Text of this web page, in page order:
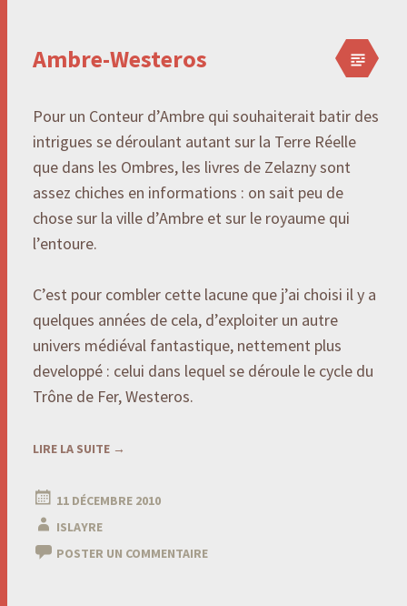
Ambre-Westeros
Pour un Conteur d’Ambre qui souhaiterait batir des
intrigues se déroulant autant sur la Terre Réelle
que dans les Ombres, les livres de Zelazny sont
assez chiches en informations : on sait peu de
chose sur la ville d’Ambre et sur le royaume qui
l’entoure.
C’est pour combler cette lacune que j’ai choisi il y a
quelques années de cela, d’exploiter un autre
univers médiéval fantastique, nettement plus
developpé : celui dans lequel se déroule le cycle du
Trône de Fer, Westeros.
LIRE LA SUITE →
11 DÉCEMBRE 2010
ISLAYRE
POSTER UN COMMENTAIRE